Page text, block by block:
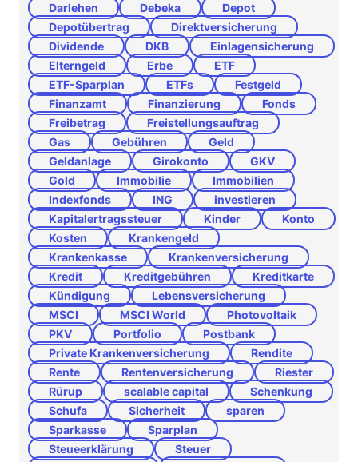
Darlehen
Debeka
Depot
Depotübertrag
Direktversicherung
Dividende
DKB
Einlagensicherung
Elterngeld
Erbe
ETF
ETF-Sparplan
ETFs
Festgeld
Finanzamt
Finanzierung
Fonds
Freibetrag
Freistellungsauftrag
Gas
Gebühren
Geld
Geldanlage
Girokonto
GKV
Gold
Immobilie
Immobilien
Indexfonds
ING
investieren
Kapitalertragssteuer
Kinder
Konto
Kosten
Krankengeld
Krankenkasse
Krankenversicherung
Kredit
Kreditgebühren
Kreditkarte
Kündigung
Lebensversicherung
MSCI
MSCI World
Photovoltaik
PKV
Portfolio
Postbank
Private Krankenversicherung
Rendite
Rente
Rentenversicherung
Riester
Rürup
scalable capital
Schenkung
Schufa
Sicherheit
sparen
Sparkasse
Sparplan
Steueerklärung
Steuer